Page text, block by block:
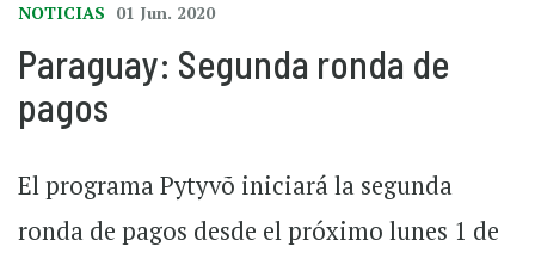
NOTICIAS 01 Jun. 2020
Paraguay: Segunda ronda de
pagos
El programa Pytyvõ iniciará la segunda
ronda de pagos desde el próximo lunes 1 de